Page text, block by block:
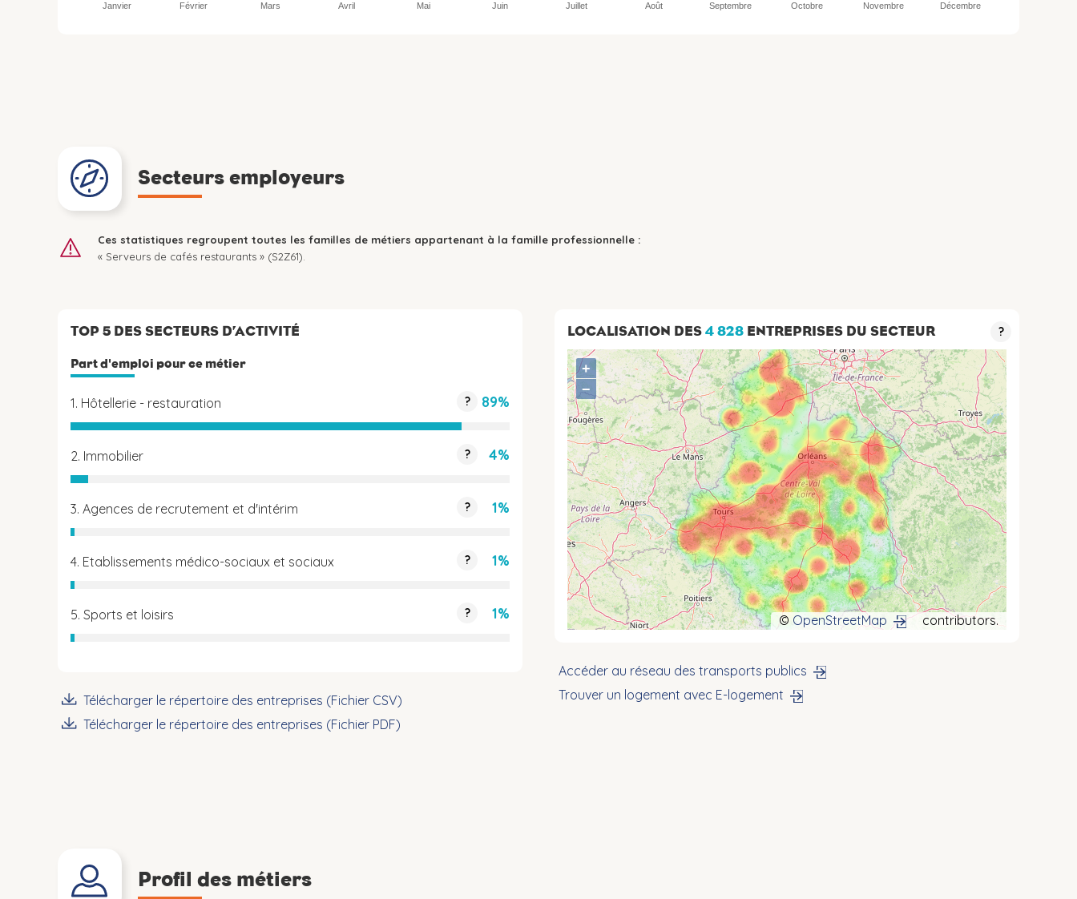
Janvier Février Mars Avril Mai Juin Juillet Août Septembre Octobre Novembre Décembre
Secteurs employeurs
Ces statistiques regroupent toutes les familles de métiers appartenant à la famille professionnelle :
« Serveurs de cafés restaurants » (S2Z61).
TOP 5 DES SECTEURS D’ACTIVITÉ
Part d'emploi pour ce métier
1. Hôtellerie - restauration ? 89%
2. Immobilier ? 4%
3. Agences de recrutement et d'intérim ? 1%
4. Etablissements médico-sociaux et sociaux ? 1%
5. Sports et loisirs ? 1%
Télécharger le répertoire des entreprises (Fichier CSV)
Télécharger le répertoire des entreprises (Fichier PDF)
LOCALISATION DES4 828 ENTREPRISES DU SECTEUR ?
+
−
© OpenStreetMap contributors.
Accéder au réseau des transports publics
Trouver un logement avec E-logement
Profil des métiers